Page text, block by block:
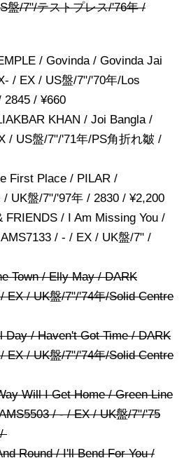
盤/7"/テストプレス/'76年 /
/ Govinda / Govinda Jai
/ EX / US盤/7"/'70年/Los
/ ¥660
KHAN / Joi Bangla /
/ US盤/7"/'71年/PS角折れ皺 /
First Place / PILAR /
UK盤/7"/'97年 / 2830 / ¥2,200
FRIENDS / I Am Missing You /
/ - / EX / UK盤/7" /
Town / Elly May / DARK
EX / UK盤/7"/'74年/Solid Centre
Day / Haven't Got Time / DARK
EX / UK盤/7"/'74年/Solid Centre
Will I Get Home / Green Line
/ - / EX / UK盤/7"/'75
/
Round / I'll Bend For You /